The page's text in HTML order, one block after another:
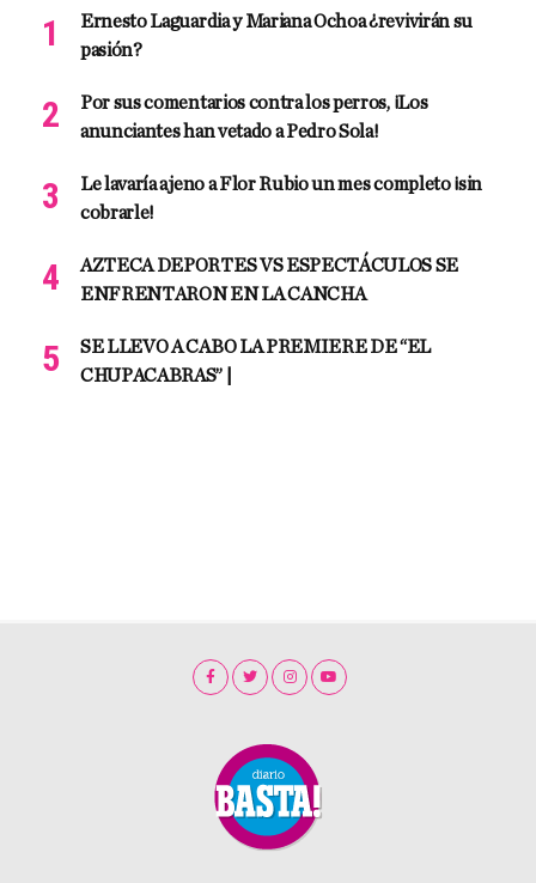
Ernesto Laguardia y Mariana Ochoa ¿revivirán su
pasión?
Por sus comentarios contra los perros, ¡Los
anunciantes han vetado a Pedro Sola!
Le lavaría ajeno a Flor Rubio un mes completo ¡sin
cobrarle!
AZTECA DEPORTES VS ESPECTÁCULOS SE
ENFRENTARON EN LA CANCHA
SE LLEVO A CABO LA PREMIERE DE “EL
CHUPACABRAS” |